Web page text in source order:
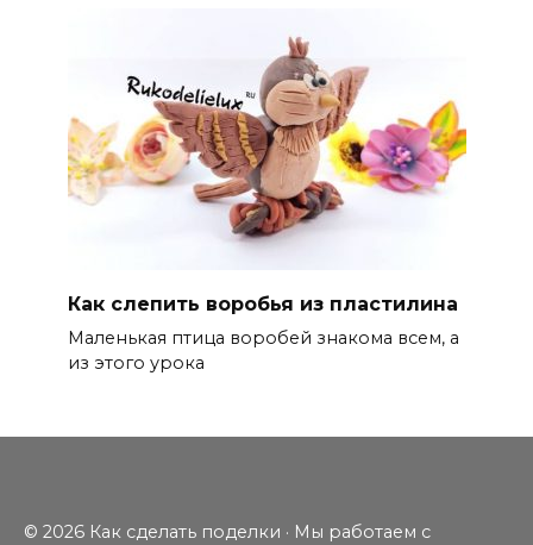
Как слепить воробья из пластилина
Маленькая птица воробей знакома всем, а
из этого урока
© 2026 Как сделать поделки · Мы работаем с